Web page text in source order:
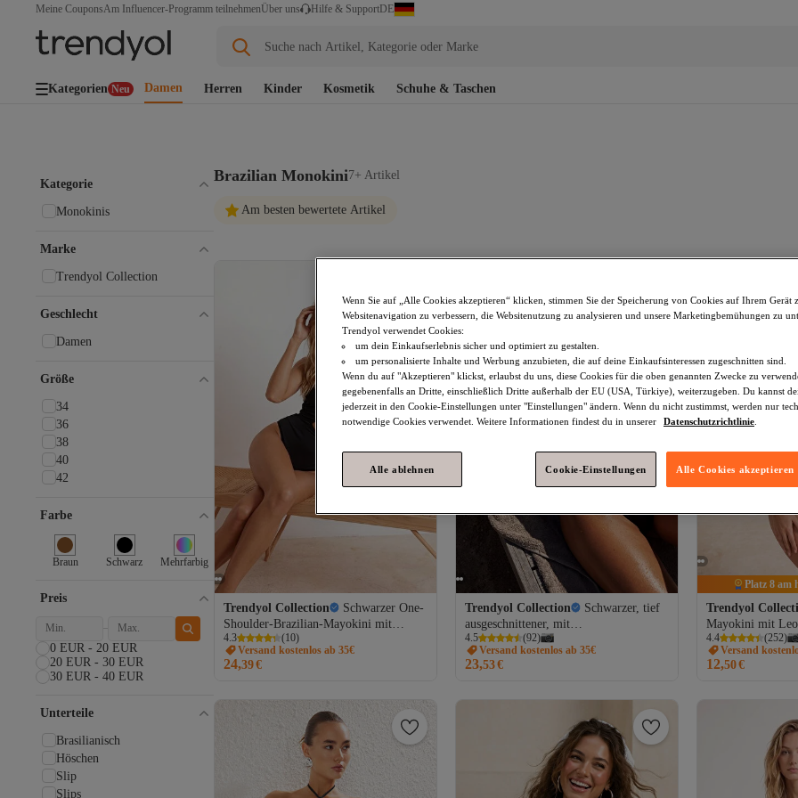
Meine CouponsAm Influencer-Programm teilnehmenÜber uns Hilfe & SupportDE
Suche nach Artikel, Kategorie oder Marke
Kategorien Neu Damen Herren Kinder Kosmetik Schuhe & Taschen
Brazilian Monokini7+ Artikel
Am besten bewertete Artikel
Trendyol Collection
Schwarzer One-
Shoulder-Brazilian-Mayokini mit
Accessoires TBESS24MY00004
4.3 (10)
Versand kostenlos ab 35€
24,39€
Trendyol Collection
Schwarzer, tief
ausgeschnittener, mit
Aussparungen/Fenstern versehener
brasilianischer Mayokini
TBESS25MY00006
4.5 (92)
Versand kostenlos ab 35€
23,53€
Platz 8 am
Trendyol
Mayokini mit
Accessoires,
bedeckt
4.4 (252)
Versand
12,50€
Kategorie
Monokinis
Marke
Trendyol Collection
Geschlecht
Damen
Größe
34
36
38
40
42
Farbe
Braun Schwarz Mehrfarbig
Preis
0 EUR - 20 EUR
20 EUR - 30 EUR
30 EUR - 40 EUR
Unterteile
Brasilianisch
Höschen
Slip
Slips
Wenn Sie auf „Alle Cookies akzeptieren“ klicken, stimmen Sie der Speicherung von Cookies auf Ihrem Gerät
Websitenavigation zu verbessern, die Websitenutzung zu analysieren und unsere Marketingbemühungen zu
Trendyol verwendet Cookies:
um dein Einkaufserlebnis sicher und optimiert zu gestalten.
um personalisierte Inhalte und Werbung anzubieten, die auf deine Einkaufsinteressen zugeschnitten sind.
Wenn du auf "Akzeptieren" klickst, erlaubst du uns, diese Cookies für die oben genannten Zwecke zu
gegebenenfalls an Dritte, einschließlich Dritte außerhalb der EU (USA, Türkiye), weiterzugeben. Du kannst
jederzeit in den Cookie-Einstellungen unter "Einstellungen" ändern. Wenn du nicht zustimmst, werden nur
notwendige Cookies verwendet. Weitere Informationen findest du in unserer
Datenschutzrichtlinie
Alle ablehnen Cookie-Einstellungen Alle Cookies akzeptieren